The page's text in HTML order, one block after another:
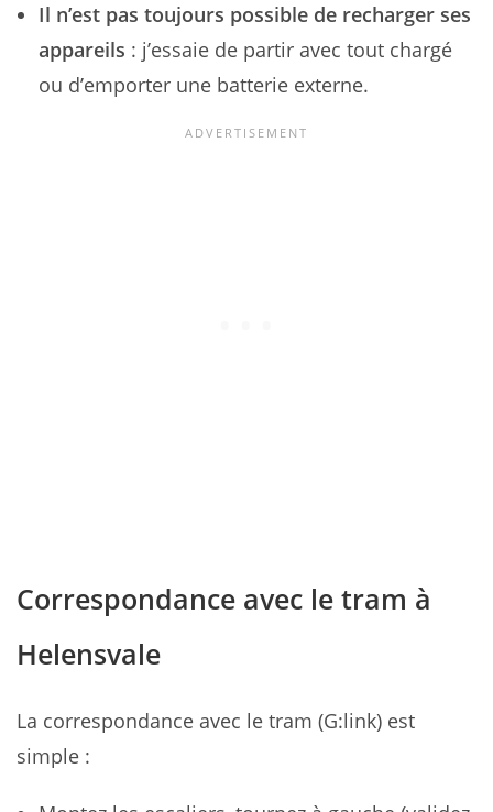
Il n’est pas toujours possible de recharger ses
appareils : j’essaie de partir avec tout chargé
ou d’emporter une batterie externe.
Correspondance avec le tram à
Helensvale
La correspondance avec le tram (G:link) est
simple :